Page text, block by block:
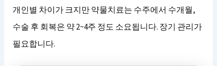
개인별 차이가 크지만 약물치료는 수주에서 수개월,
수술 후 회복은 약 2~4주 정도 소요됩니다. 장기 관리가
필요합니다.